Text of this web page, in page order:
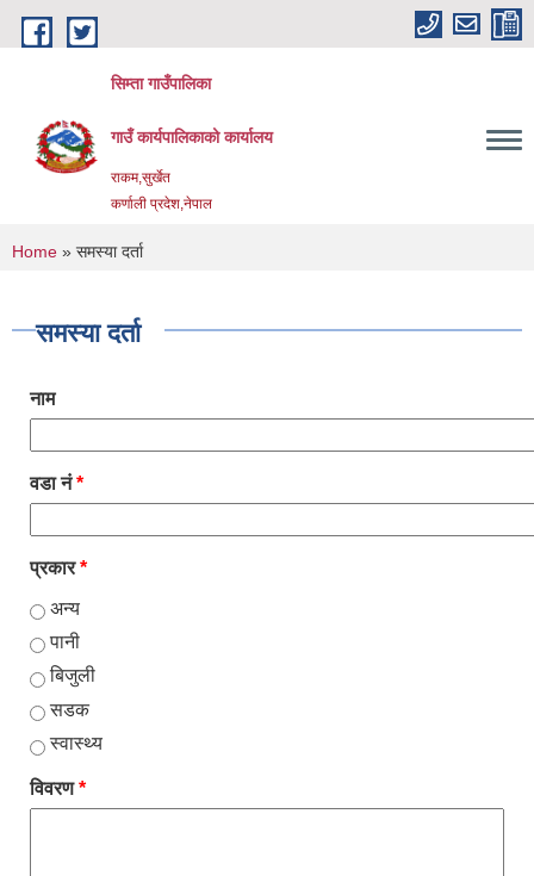
Skip to main content
सिम्ता गाउँपालिका
गाउँ कार्यपालिकाको कार्यालय
राकम,सुर्खेत
कर्णाली प्रदेश,नेपाल
You are here
Home » समस्या दर्ता
समस्या दर्ता
नाम
वडा नं*
प्रकार*
अन्य
पानी
बिजुली
सडक
स्वास्थ्य
विवरण*